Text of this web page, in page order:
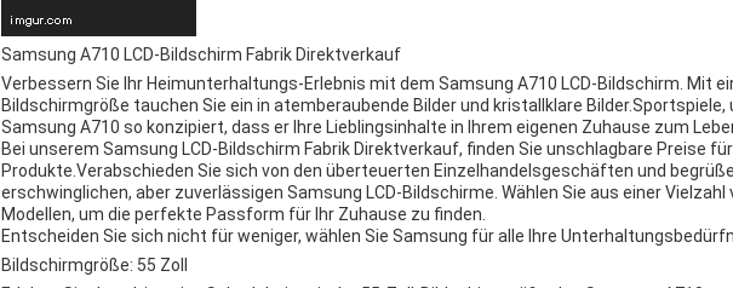
Samsung A710 LCD-Bildschirm Fabrik Direktverkauf
Verbessern Sie Ihr Heimunterhaltungs-Erlebnis mit dem Samsung A710 LCD-Bildschirm. Mit
Bildschirmgröße tauchen Sie ein in atemberaubende Bilder und kristallklare Bilder.Sportspiele,
Samsung A710 so konzipiert, dass er Ihre Lieblingsinhalte in Ihrem eigenen Zuhause zum
Bei unserem Samsung LCD-Bildschirm Fabrik Direktverkauf, finden Sie unschlagbare Preise
Produkte.Verabschieden Sie sich von den überteuerten Einzelhandelsgeschäften und
erschwinglichen, aber zuverlässigen Samsung LCD-Bildschirme. Wählen Sie aus einer Vielzahl
Modellen, um die perfekte Passform für Ihr Zuhause zu finden.
Entscheiden Sie sich nicht für weniger, wählen Sie Samsung für alle Ihre
Bildschirmgröße: 55 Zoll